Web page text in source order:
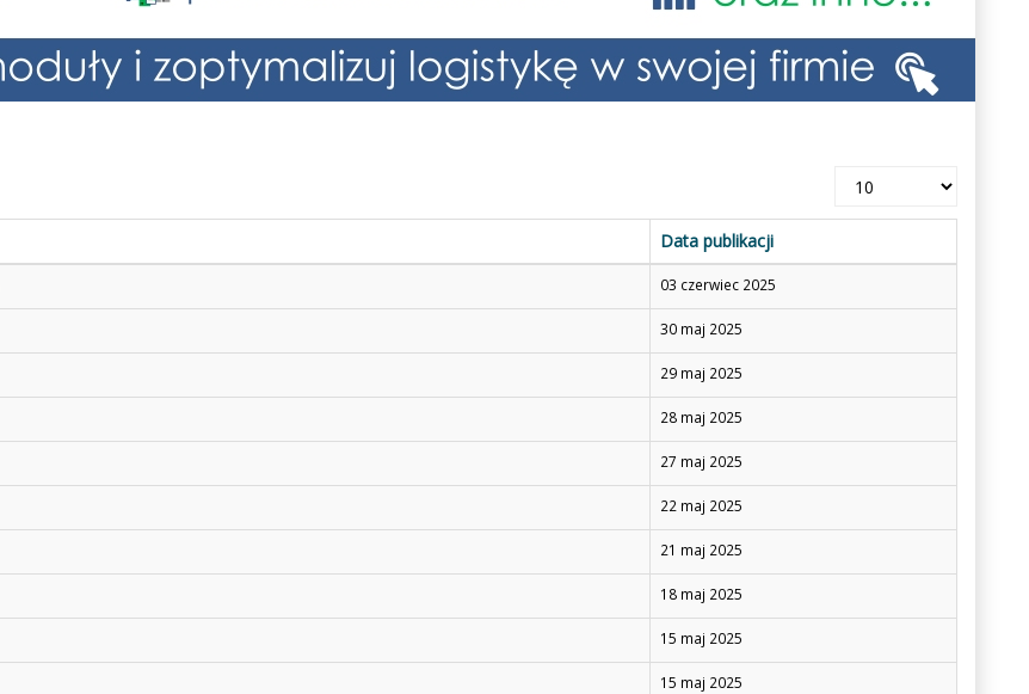
Pokaż
Data publikacji
03 czerwiec 2025
30 maj 2025
29 maj 2025
28 maj 2025
27 maj 2025
22 maj 2025
21 maj 2025
18 maj 2025
15 maj 2025
15 maj 2025